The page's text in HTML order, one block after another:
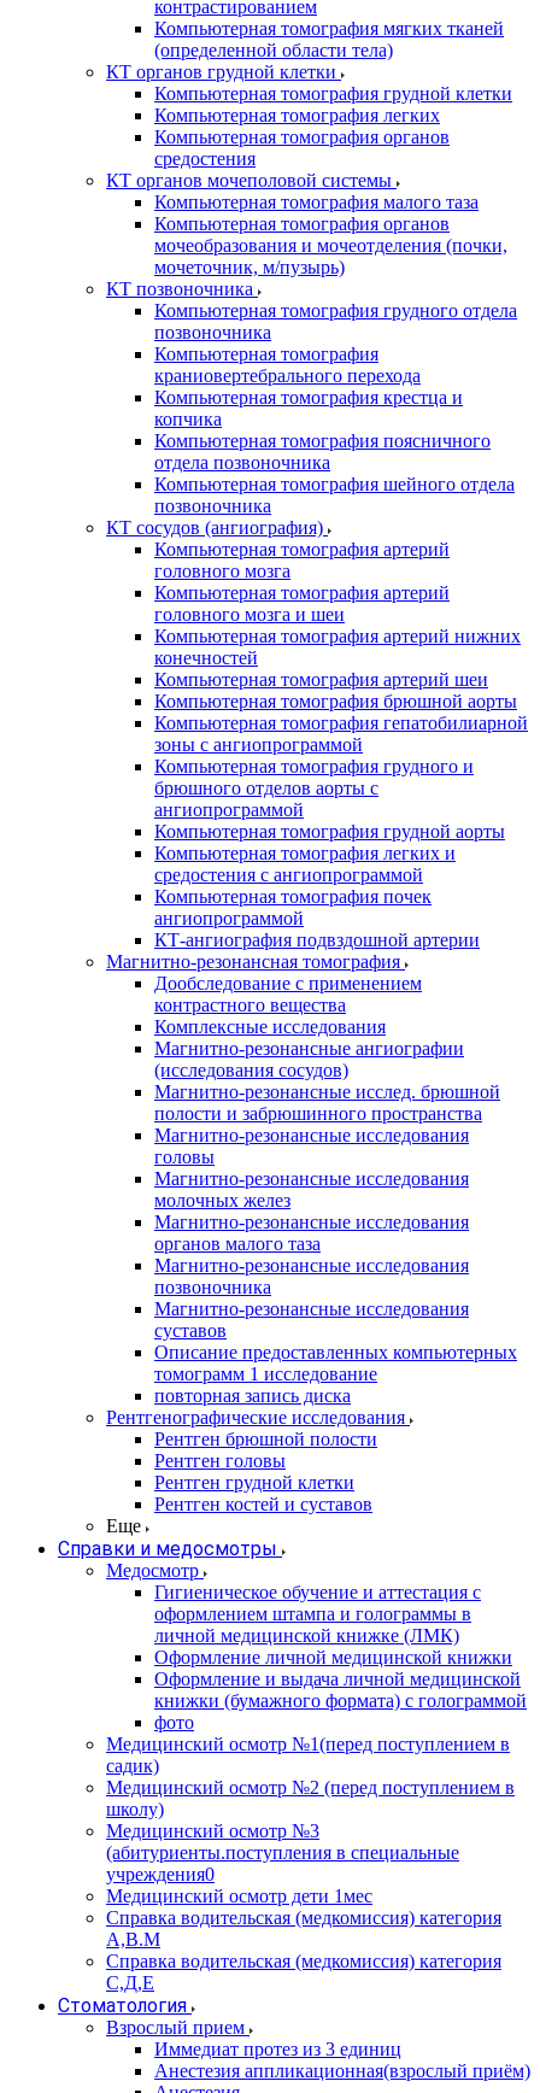
контрастированием
Компьютерная томография мягких тканей
(определенной области тела)
КТ органов грудной клетки
Компьютерная томография грудной клетки
Компьютерная томография легких
Компьютерная томография органов
средостения
КТ органов мочеполовой системы
Компьютерная томография малого таза
Компьютерная томография органов
мочеобразования и мочеотделения (почки,
мочеточник, м/пузырь)
КТ позвоночника
Компьютерная томография грудного отдела
позвоночника
Компьютерная томография
краниовертебрального перехода
Компьютерная томография крестца и
копчика
Компьютерная томография поясничного
отдела позвоночника
Компьютерная томография шейного отдела
позвоночника
КТ сосудов (ангиография)
Компьютерная томография артерий
головного мозга
Компьютерная томография артерий
головного мозга и шеи
Компьютерная томография артерий нижних
конечностей
Компьютерная томография артерий шеи
Компьютерная томография брюшной аорты
Компьютерная томография гепатобилиарной
зоны с ангиопрограммой
Компьютерная томография грудного и
брюшного отделов аорты с
ангиопрограммой
Компьютерная томография грудной аорты
Компьютерная томография легких и
средостения с ангиопрограммой
Компьютерная томография почек
ангиопрограммой
КТ-ангиография подвздошной артерии
Магнитно-резонансная томография
Дообследование с применением
контрастного вещества
Комплексные исследования
Магнитно-резонансные ангиографии
(исследования сосудов)
Магнитно-резонансные исслед. брюшной
полости и забрюшинного пространства
Магнитно-резонансные исследования
головы
Магнитно-резонансные исследования
молочных желез
Магнитно-резонансные исследования
органов малого таза
Магнитно-резонансные исследования
позвоночника
Магнитно-резонансные исследования
суставов
Описание предоставленных компьютерных
томограмм 1 исследование
повторная запись диска
Рентгенографические исследования
Рентген брюшной полости
Рентген головы
Рентген грудной клетки
Рентген костей и суставов
Еще
Справки и медосмотры
Медосмотр
Гигиеническое обучение и аттестация с
оформлением штампа и голограммы в
личной медицинской книжке (ЛМК)
Оформление личной медицинской книжки
Оформление и выдача личной медицинской
книжки (бумажного формата) с голограммой
фото
Медицинский осмотр №1(перед поступлением в
садик)
Медицинский осмотр №2 (перед поступлением в
школу)
Медицинский осмотр №3
(абитуриенты.поступления в специальные
учреждения0
Медицинский осмотр дети 1мес
Справка водительская (медкомиссия) категория
А,В.М
Справка водительская (медкомиссия) категория
С,Д,Е
Стоматология
Взрослый прием
Иммедиат протез из 3 единиц
Анестезия аппликационная(взрослый приём)